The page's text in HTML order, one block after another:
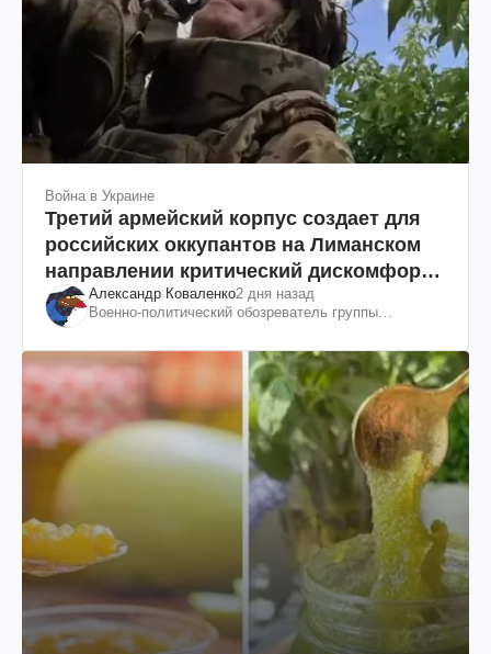
Война в Украине
Третий армейский корпус создает для
российских оккупантов на Лиманском
направлении критический дискомфорт:
как это удалось
Александр Коваленко2 дня назад
Военно-политический обозреватель группы